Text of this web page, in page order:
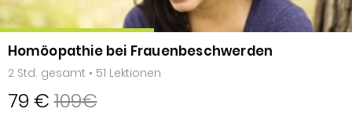
Homöopathie bei Frauenbeschwerden
2 Std. gesamt • 51 Lektionen
79 €109€